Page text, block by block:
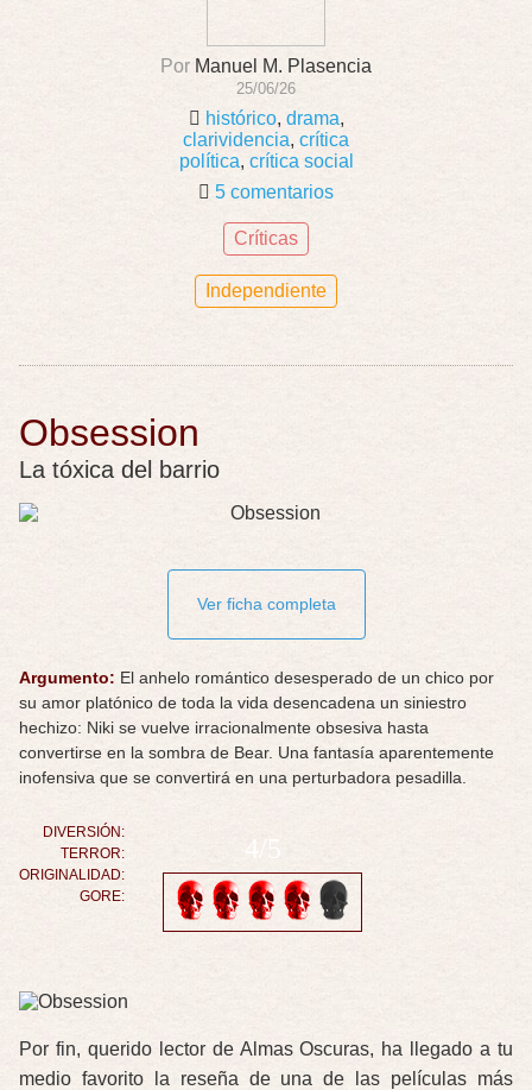
Por Manuel M. Plasencia
25/06/26
histórico, drama,
clarividencia, crítica
política, crítica social
5 comentarios
Críticas
Independiente
Obsession
La tóxica del barrio
Ver ficha completa
Argumento: El anhelo romántico desesperado de un chico por
su amor platónico de toda la vida desencadena un siniestro
hechizo: Niki se vuelve irracionalmente obsesiva hasta
convertirse en la sombra de Bear. Una fantasía aparentemente
inofensiva que se convertirá en una perturbadora pesadilla.
DIVERSIÓN:
TERROR:
ORIGINALIDAD:
GORE:
4/5
Por fin, querido lector de Almas Oscuras, ha llegado a tu
medio favorito la reseña de una de las películas más